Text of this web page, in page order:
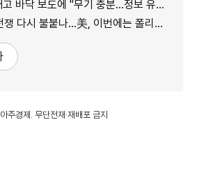
보도에 "무기 충분…정보 유출자에 장기형"
불붙나…美, 이번에는 폴리실리콘 관세 15% 추진
경제. 무단전재·재배포 금지